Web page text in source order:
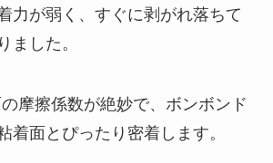
力が弱く、すぐに剥がれ落ちて
ました。
摩擦係数が絶妙で、ボンボンド
着面とぴったり密着します。